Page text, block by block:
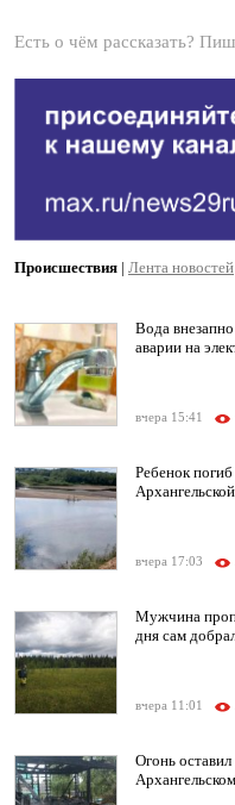
Есть о чём рассказать?
Происшествия | Лента новостей
Вода
аварии на
вчера 15:41
Ребенок
вчера 17:03
Мужчина
дня сам
вчера 11:01
Огонь